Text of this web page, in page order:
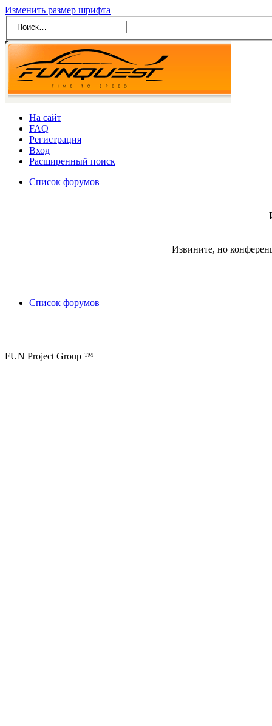
Изменить размер шрифта
На сайт
FAQ
Регистрация
Вход
Расширенный поиск
Список форумов
Извините, но
Список форумов
FUN Project Group ™